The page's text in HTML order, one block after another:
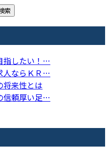
指したい！…
人ならＫＲ…
将来性とは
信頼厚い足…